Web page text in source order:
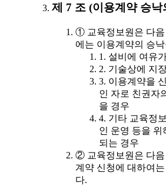
제 7 조 (이용계약 승낙
① 교육정보원은 다음
에는 이용계약의 승
1. 설비에 여유
2. 기술상에 지
3. 이용계약을
인 자로 친권자
을 경우
4. 기타 교육정
인 운영 등을 위
되는 경우
② 교육정보원은 다음
계약 신청에 대하여
다.